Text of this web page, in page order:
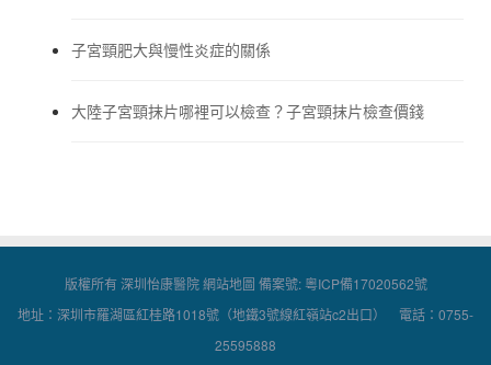
子宮頸肥大與慢性炎症的關係
大陸子宮頸抹片哪裡可以檢查？子宮頸抹片檢查價錢
版權所有 深圳怡康醫院網站地圖 備案號:粵ICP備17020562號
地址：深圳市羅湖區紅桂路1018號（地鐵3號線紅嶺站c2出口） 電話：0755-
25595888